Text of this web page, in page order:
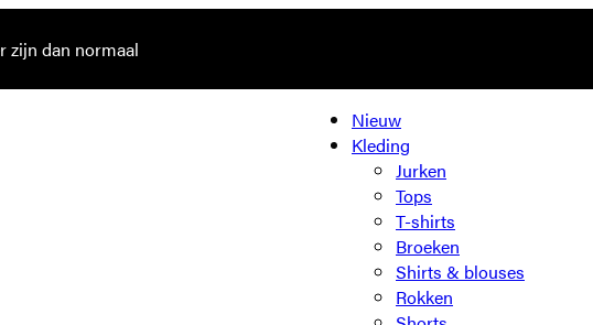
zijn dan normaal
Nieuw
Kleding
Jurken
Tops
T-shirts
Broeken
Shirts & blouses
Rokken